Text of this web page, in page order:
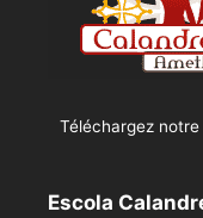
Téléchargez
Escola